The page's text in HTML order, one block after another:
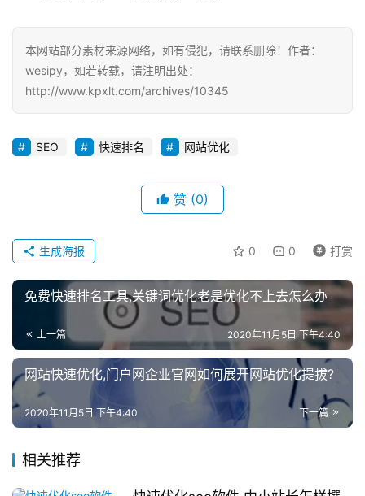
本网站部分素材来源网络，如有侵犯，请联系删除！作者：
wesipy，如若转载，请注明出处：
http://www.kpxlt.com/archives/10345
SEO 快速排名 网站优化
赞 (0)
0 0 打赏
生成海报
免费快速排名工具,关键词优化老是优化不上去怎么办
上一篇 2020年11月5日 下午4:40
网站快速优化,门户网企业官网如何展开网站优化提拔?
下一篇
2020年11月5日 下午4:40
相关推荐